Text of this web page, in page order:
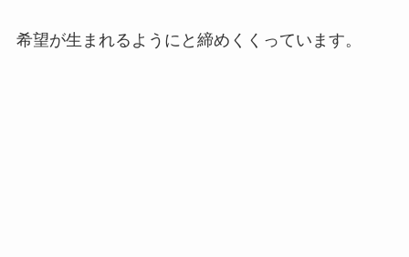
希望が生まれるようにと締めくくっています。